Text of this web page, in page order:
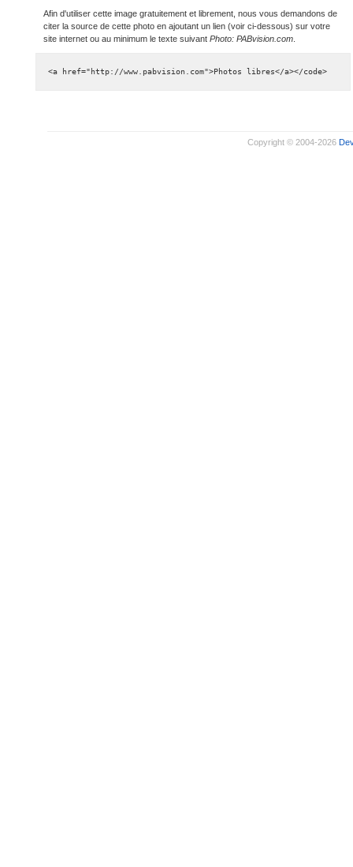
Afin d'utiliser cette image gratuitement et librement, nous vous demandons de
citer la source de cette photo en ajoutant un lien (voir ci-dessous) sur votre
site internet ou au minimum le texte suivant Photo: PABvision.com
<a href="http://www.pabvision.com">Photos libres</a></code>
Copyright © 2004-2026